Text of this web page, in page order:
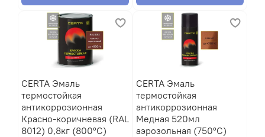
CERTA Эмаль
термостойкая
антикоррозионная
Красно-коричневая (RAL
8012) 0,8кг (800°С)
CERTA Эмаль
термостойкая
антикоррозионная
Медная 520мл
аэрозольная (750°С)